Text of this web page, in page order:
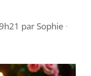
par Sophie ·